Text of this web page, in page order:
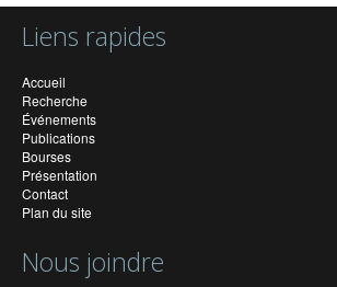
Liens rapides
Accueil
Recherche
Événements
Publications
Bourses
Présentation
Contact
Plan du site
Nous joindre